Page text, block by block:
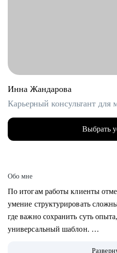
Инна Жандарова
Карьерный консультант для
Выбрать
Обо мне
По итогам работы клиенты
умение структурировать
где важно сохранить суть
универсальный шаблон.